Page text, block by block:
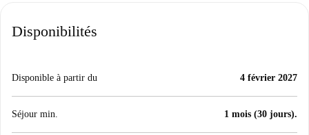
Disponibilités
Disponible à partir du 4 février 2027
Séjour min. 1 mois (30 jours).